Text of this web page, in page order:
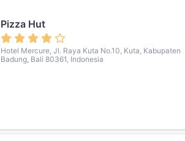
Pizza Hut
Hotel Mercure, Jl. Raya Kuta No.10, Kuta, Kabupaten
Badung, Bali 80361, Indonesia